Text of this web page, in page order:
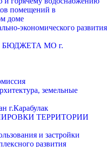
помещений в
доме
экономического развития
МО г.
земельные
г.Карабулак
ТЕРРИТОРИИ
и застройки
развития